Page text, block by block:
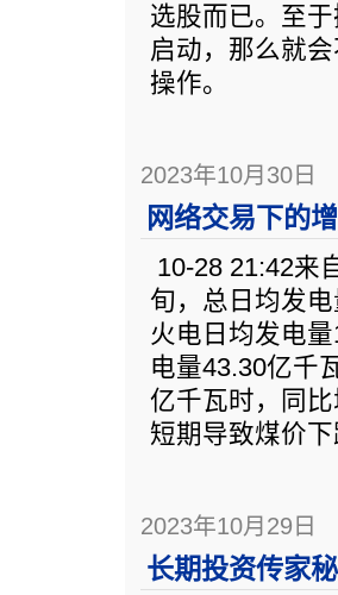
选股而已。至
启动，那么就
操作。
2023年10月30日
网络交易下的
10-28 21:42来
旬，总日均发
火电日均发电
电量43.30亿千
亿千瓦时，同
短期导致煤价
2023年10月29日
长期投资传家